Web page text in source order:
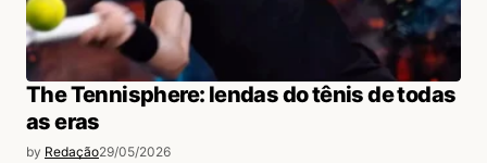
The Tennisphere: lendas do tênis de todas
as eras
by Redação29/05/2026